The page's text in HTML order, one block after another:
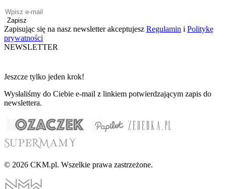
Zapisz
Zapisując się na nasz newsletter akceptujesz Regulamin i Politykę
prywatności
NEWSLETTER
Jeszcze tylko jeden krok!
Wysłaliśmy do Ciebie e-mail z linkiem potwierdzającym zapis do
newslettera.
© 2026 CKM.pl. Wszelkie prawa zastrzeżone.